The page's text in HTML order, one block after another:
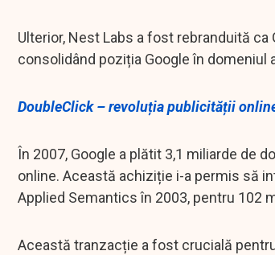
Ulterior, Nest Labs a fost rebranduită
consolidând poziția Google în domeniul
DoubleClick – revoluția publicității
În 2007, Google a plătit 3,1 miliarde de
online. Această achiziție i-a permis să
Applied Semantics în 2003, pentru 102
Această tranzacție a fost crucială